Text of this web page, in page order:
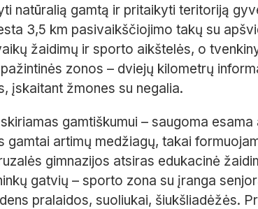
natūralią gamtą ir pritaikyti teritoriją
3,5 km pasivaikščiojimo takų su
žaidimų ir sporto aikštelės, o
zonos – dviejų kilometrų
įskaitant žmones su negalia.
gamtiškumui – saugoma esama
gamtai artimų medžiagų, takai
gimnazijos atsiras edukacinė
gatvių – sporto zona su įranga
pralaidos, suoliukai, šiukšliadėžės.